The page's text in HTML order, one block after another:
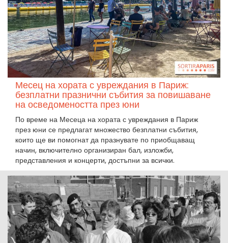
Месец на хората с увреждания в Париж:
безплатни празнични събития за повишаване
на осведомеността през юни
По време на Месеца на хората с увреждания в Париж
през юни се предлагат множество безплатни събития,
които ще ви помогнат да празнувате по приобщаващ
начин, включително организиран бал, изложби,
представления и концерти, достъпни за всички.